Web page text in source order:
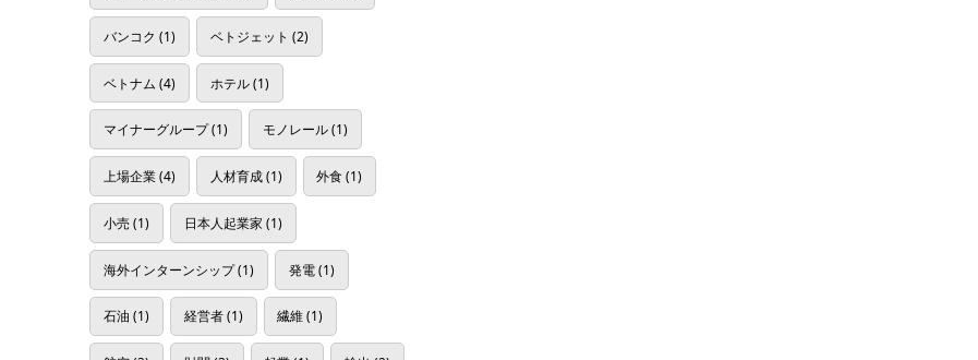
バンコク (1) ベトジェット (2)
ベトナム (4) ホテル(1)
マイナーグループ(1) モノレール(1)
上場企業(4) 人材育成(1) 外食(1)
小売(1) 日本人起業家 (1)
海外インターンシップ(1) 発電(1)
石油 (1) 経営者(1) 繊維(1)